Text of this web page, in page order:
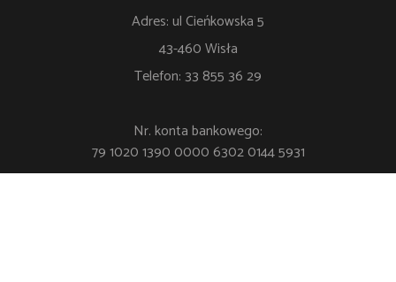
Adres: ul Cieńkowska 5
43-460 Wisła
Telefon: 33 855 36 29
Nr. konta bankowego:
79 1020 1390 0000 6302 0144 5931